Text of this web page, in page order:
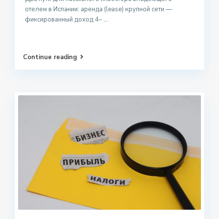
отелем в Испании: аренда (lease) крупной сети —
фиксированный доход 4– ...
Continue reading